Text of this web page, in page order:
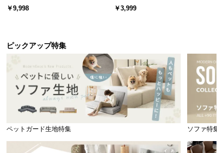
ード 木目/石目調 オープン収納・
￥9,998
スチール 4段階高さ調節 サイドフ
￥3,999
ピックアップ特集
ペットガード生地特集 ソファ特集